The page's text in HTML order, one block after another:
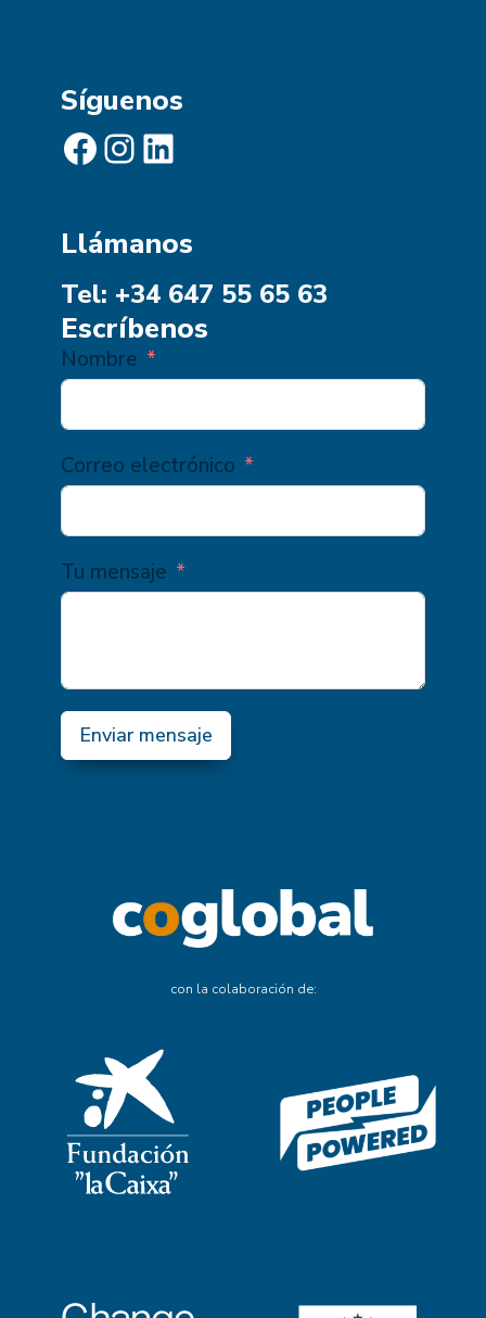
Síguenos
Facebook Instagram LinkedIn
Llámanos
Tel: +34 647 55 65 63
Escríbenos
Nombre
Correo electrónico
Tu mensaje
Enviar mensaje
con la colaboración de: